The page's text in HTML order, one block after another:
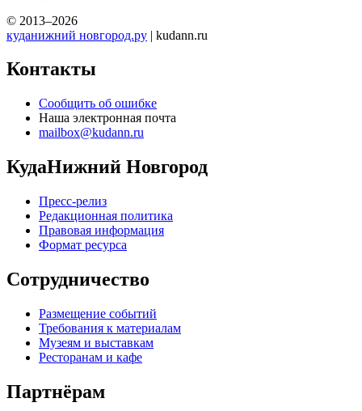
© 2013–2026
куданижний новгород.ру | kudann.ru
Контакты
Сообщить об ошибке
Наша электронная почта
mailbox@kudann.ru
КудаНижний Новгород
Пресс-релиз
Редакционная политика
Правовая информация
Формат ресурса
Сотрудничество
Размещение событий
Требования к материалам
Музеям и выставкам
Ресторанам и кафе
Партнёрам